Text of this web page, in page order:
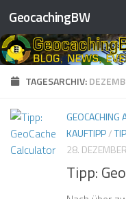
Zum Inhalt springen
GeocachingBW
TAGESARCHIV:
GEOCACHING
KAUFTIPP/
28.
Tipp: